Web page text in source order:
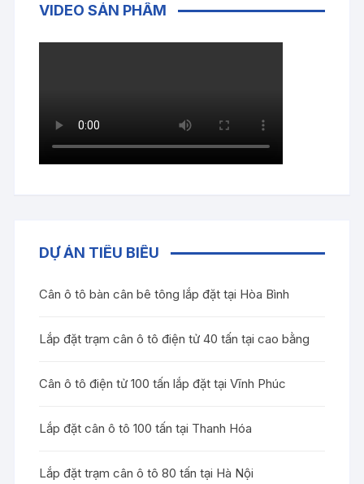
VIDEO SẢN PHẨM
DỰ ÁN TIÊU BIỂU
Cân ô tô bàn cân bê tông lắp đặt tại Hòa Bình
Lắp đặt trạm cân ô tô điện tử 40 tấn tại cao bằng
Cân ô tô điện tử 100 tấn lắp đặt tại Vĩnh Phúc
Lắp đặt cân ô tô 100 tấn tại Thanh Hóa
Lắp đặt trạm cân ô tô 80 tấn tại Hà Nội